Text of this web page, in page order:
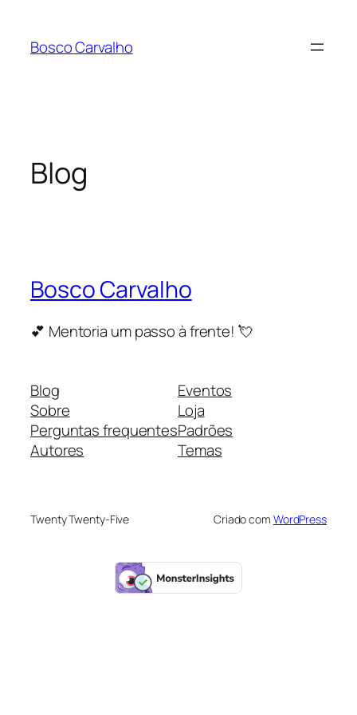
Bosco Carvalho
Blog
Bosco Carvalho
💕 Mentoria um passo à frente! 💘
Blog
Sobre
Perguntas frequentes
Autores
Eventos
Loja
Padrões
Temas
Twenty Twenty-Five Criado com WordPress